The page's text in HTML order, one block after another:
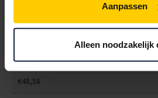
Aanpassen
Alleen noodzakelijk
8502625 €0,00
HACONA SET SEALING WIRE TYPE C 620
1
€48,58